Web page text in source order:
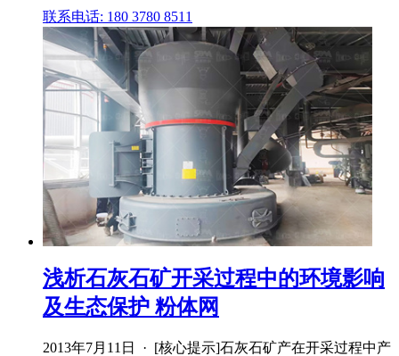
联系电话: 180 3780 8511
浅析石灰石矿开采过程中的环境影响
及生态保护 粉体网
2013年7月11日 · [核心提示]石灰石矿产在开采过程中产